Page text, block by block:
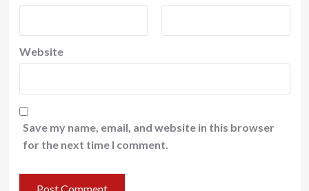
Website
Save my name, email, and website in this browser
for the next time I comment.